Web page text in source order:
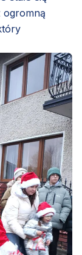
ogromną